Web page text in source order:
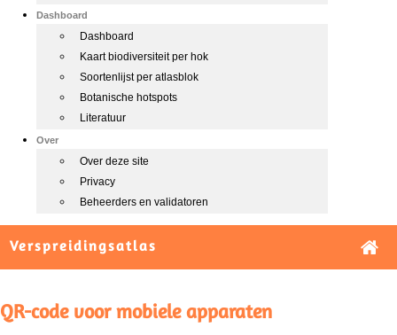
Dashboard
Dashboard
Kaart biodiversiteit per hok
Soortenlijst per atlasblok
Botanische hotspots
Literatuur
Over
Over deze site
Privacy
Beheerders en validatoren
Verspreidingsatlas
QR-code voor mobiele apparaten